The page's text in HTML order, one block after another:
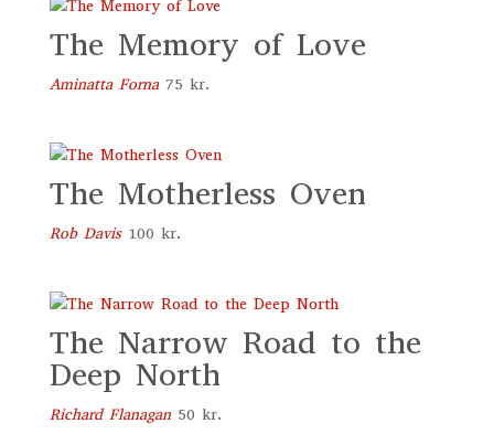
The Memory of Love
Aminatta Forna 75 kr.
The Motherless Oven
Rob Davis 100 kr.
The Narrow Road to the
Deep North
Richard Flanagan 50 kr.